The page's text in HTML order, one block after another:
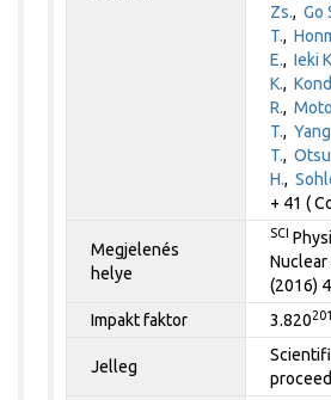
Zs.,Go
T.,
E.,Ieki
K.,
R.,
T.,
T.,
H.,
+ 41 (
Megjelenés
helye
SCI
Nuclear
(2016)
Impakt faktor
3.820
Jelleg